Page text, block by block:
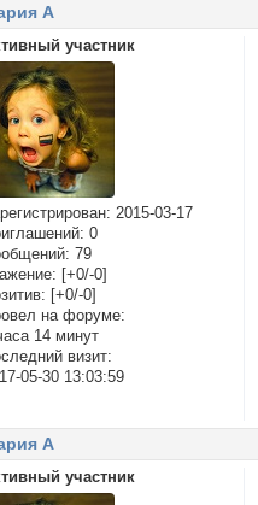
А
участник
: 2015-03-17
0
79
[+0/-0]
[+0/-0]
на форуме:
14 минут
визит:
05-30 13:03:59
А
участник